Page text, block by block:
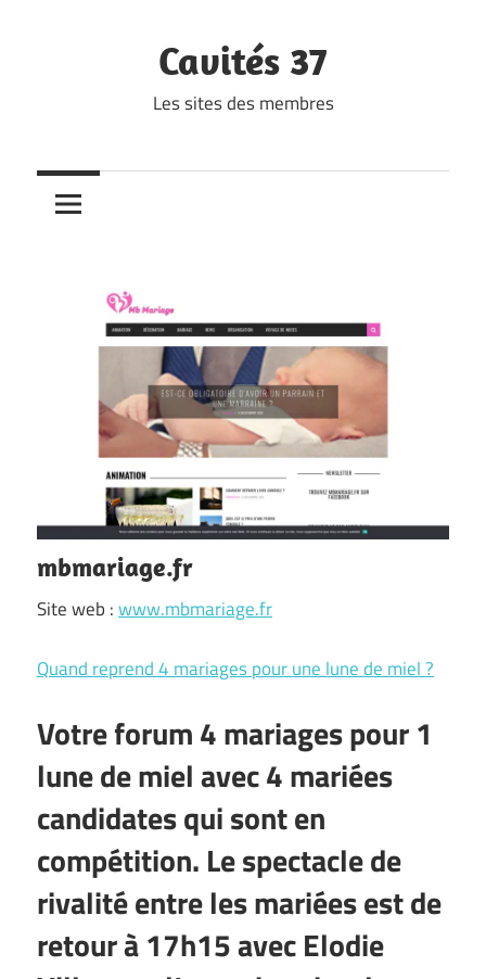
Cavités 37
Les sites des membres
mbmariage.fr
Site web :www.mbmariage.fr
Quand reprend 4 mariages pour une lune de miel ?
Votre forum 4 mariages pour 1
lune de miel avec 4 mariées
candidates qui sont en
compétition. Le spectacle de
rivalité entre les mariées est de
retour à 17h15 avec Elodie